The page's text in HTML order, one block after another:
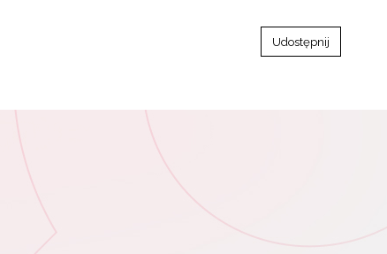
Udostępnij